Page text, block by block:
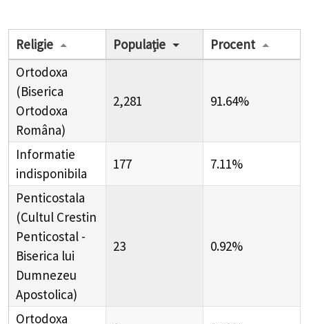
Religie Populație
Procent
Ortodoxa
(Biserica
Ortodoxa
Româna)
2,281 91.64%
Informatie
indisponibila
177 7.11%
Penticostala
(Cultul Crestin
Penticostal -
Biserica lui
Dumnezeu
Apostolica)
23 0.92%
Ortodoxa